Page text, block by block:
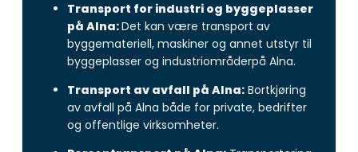
Transport for industri og byggeplasser
på Alna:Det kan være transport av
byggemateriell, maskiner og annet utstyr til
byggeplasser og industriområderpå Alna.
Transport av avfall på Alna: Bortkjøring
av avfall på Alna både for private, bedrifter
og offentlige virksomheter.